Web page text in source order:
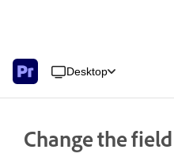
Desktop
Change the